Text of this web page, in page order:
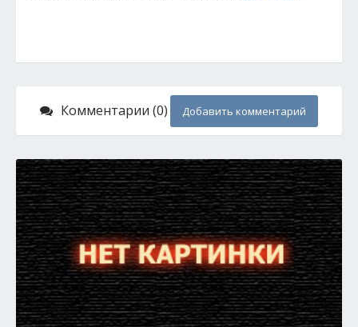
Комментарии (0) Добавить комментарий